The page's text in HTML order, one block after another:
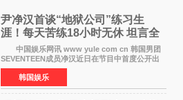
尹净汉首谈“地狱公司”练习生
涯！每天苦练18小时无休 坦言全
靠成员撑过来
中国娱乐网讯 www yule com cn 韩国男团
SEVENTEEN成员净汉近日在节目中首度公开出
道前的残酷练习生经历，并提及经纪公司Pledis
娱乐，引发广泛关注。 在8月2日播出的日本
TBS综艺节目《周
韩国娱乐